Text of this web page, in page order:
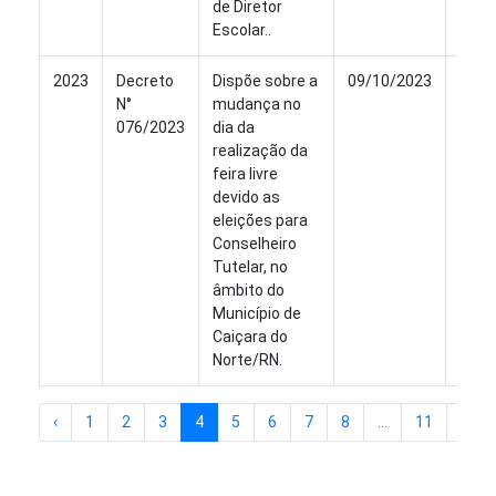
de Diretor
Escolar..
2023
Decreto
N°
076/2023
Dispõe sobre a
mudança no
dia da
realização da
feira livre
devido as
eleições para
Conselheiro
Tutelar, no
âmbito do
Município de
Caiçara do
Norte/RN.
09/10/2023
‹ 1 2 3 4 5 6 7 8 11